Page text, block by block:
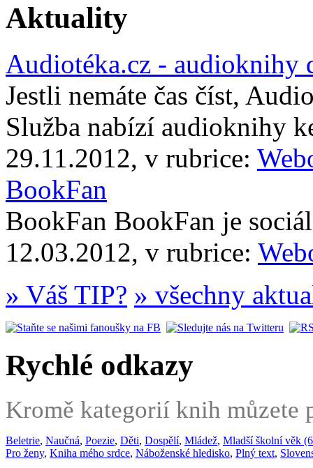
Aktuality
Audiotéka.cz - audioknihy
Jestli nemáte čas číst,
Služba nabízí audioknihy
29.11.2012, v rubrice:
BookFan
BookFan BookFan je
12.03.2012, v rubrice:
» Váš TIP? » všechny
Rychlé odkazy
Kromě kategorií knih můzete
Beletrie, Naučná, Poezie, Děti, Dospělí, Mládež, Mladší školní věk
Pro ženy, Kniha mého srdce, Náboženské hledisko, Plný text,